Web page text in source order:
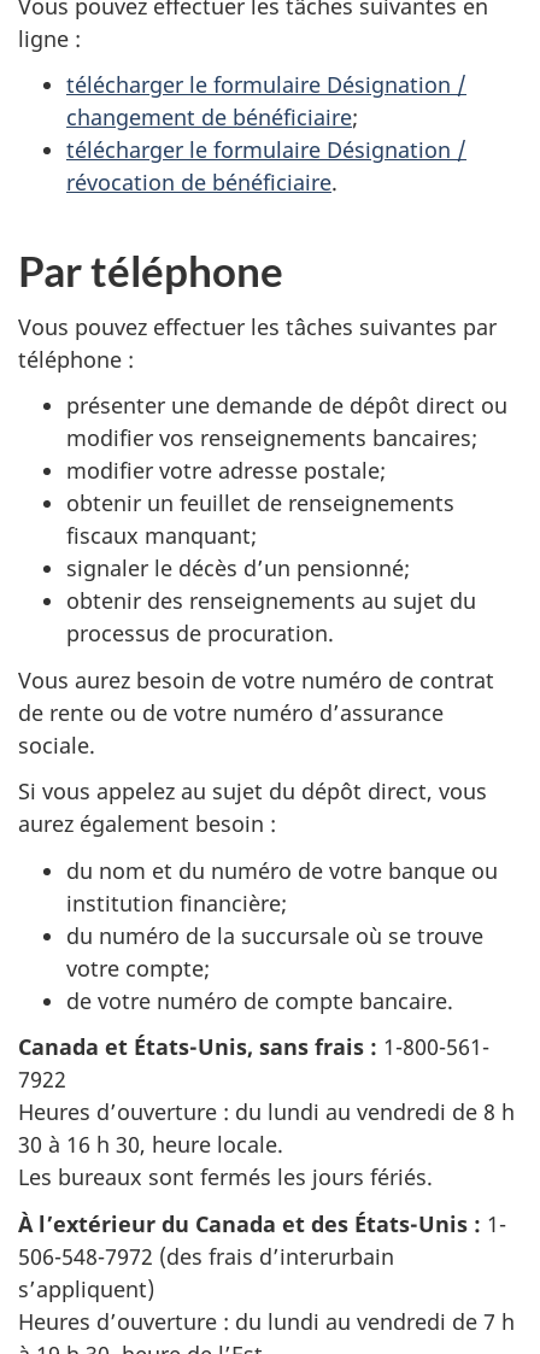
ligne :
télécharger le formulaire Désignation /
changement de bénéficiaire;
télécharger le formulaire Désignation /
révocation de bénéficiaire.
Par téléphone
Vous pouvez effectuer les tâches suivantes par
téléphone :
présenter une demande de dépôt direct ou
modifier vos renseignements bancaires;
modifier votre adresse postale;
obtenir un feuillet de renseignements
fiscaux manquant;
signaler le décès d’un pensionné;
obtenir des renseignements au sujet du
processus de procuration.
Vous aurez besoin de votre numéro de contrat
de rente ou de votre numéro d’assurance
sociale.
Si vous appelez au sujet du dépôt direct, vous
aurez également besoin :
du nom et du numéro de votre banque ou
institution financière;
du numéro de la succursale où se trouve
votre compte;
de votre numéro de compte bancaire.
Canada et États-Unis, sans frais : 1-800-561-
7922
Heures d’ouverture : du lundi au vendredi de 8 h
30 à 16 h 30, heure locale.
Les bureaux sont fermés les jours fériés.
À l’extérieur du Canada et des États-Unis : 1-
506-548-7972 (des frais d’interurbain
s’appliquent)
Heures d’ouverture : du lundi au vendredi de 7 h